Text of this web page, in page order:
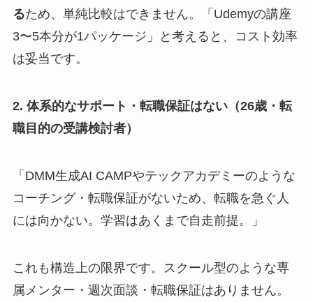
るため、単純比較はできません。「Udemyの講座
3〜5本分が1パッケージ」と考えると、コスト効率
は妥当です。
2. 体系的なサポート・転職保証はない（26歳・転
職目的の受講検討者）
「DMM生成AI CAMPやテックアカデミーのような
コーチング・転職保証がないため、転職を急ぐ人
には向かない。学習はあくまで自走前提。」
これも構造上の限界です。スクール型のような専
属メンター・週次面談・転職保証はありません。